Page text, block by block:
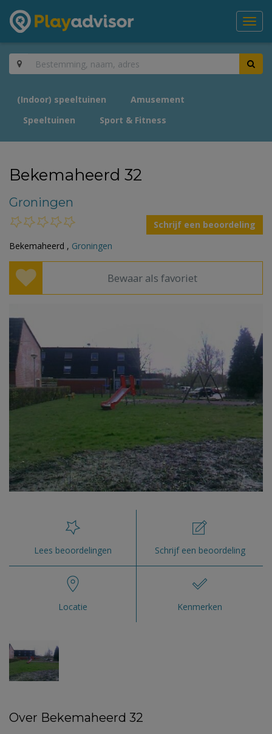
(Indoor) speeltuinen
Amusement
Speeltuinen
Sport & Fitness
Bekemaheerd 32
Groningen
Schrijf een beoordeling
Bekemaheerd , Groningen
Bewaar als favoriet
Lees beoordelingen Schrijf een beoordeling
Locatie Kenmerken
Over Bekemaheerd 32